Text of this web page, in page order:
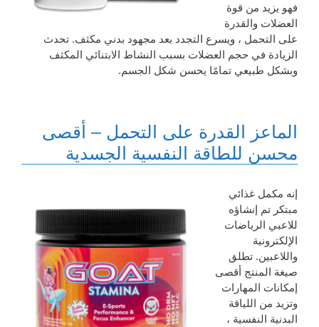
فهو يزيد من قوة
العضلات والقدرة
على التحمل ، ويسرع التجدد بعد مجهود بدني مكثف. تحدث
الزيادة في حجم العضلات بسبب النشاط الابتنائي المكثف
وبشكل طبيعي تمامًا يحسن شكل الجسم.
الماعز القدرة على التحمل – أقصى
محسن للطاقة النفسية الجسدية
إنه مكمل غذائي
مبتكر تم إنشاؤه
للاعبي الرياضات
الإلكترونية
واللاعبين. تطلق
صيغة المنتج أقصى
إمكانات المهارات
وتزيد من اللياقة
البدنية النفسية ،